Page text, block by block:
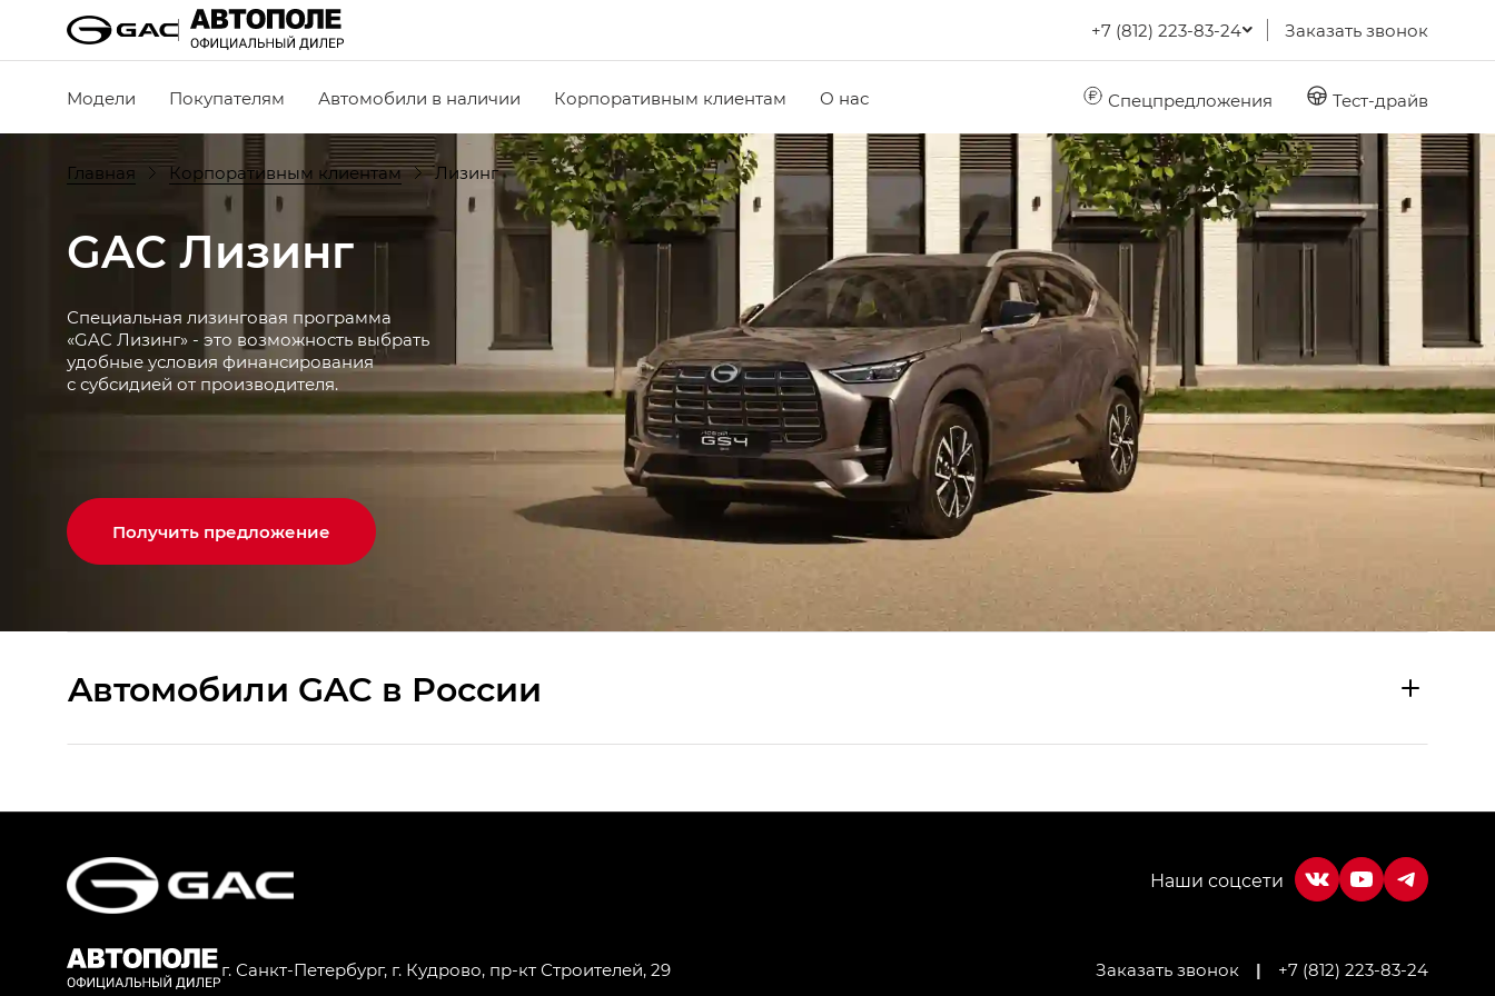
+7 (812) 223-83-24 Заказать звонок
Модели Покупателям Автомобили в наличии Корпоративным клиентам О нас Спецпредложения Тест-драйв
Главная Корпоративным клиентам Лизинг
GAC Лизинг
Специальная лизинговая программа
«GAC Лизинг» - это возможность выбрать
удобные условия финансирования
с субсидией от производителя.
Получить предложение
Aвтомобили GAC в России
HYPTEC HT — Хайптек Эйч Ти (HYPTEC HT) в комплектации Экс ПРЕМИУМ — EX PREMIUM
г. Санкт-Петербург, г. Кудрово, пр-кт Строителей, 29 Заказать звонок | +7 (812) 223-83-24